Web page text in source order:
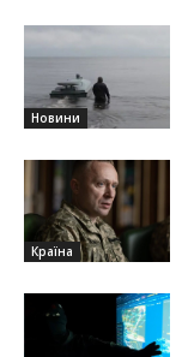
Новини
Країна